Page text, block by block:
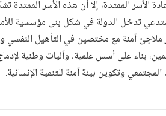
عادة الأسر الممتدة، إلا أن هذه الأسر
تدخل الدولة في شكل بنى مؤسسية
آمنة مع مختصين في التأهيل النفسي
بناء على أسس علمية، وآليات وطنية
وتكوين بيئة آمنة للتنمية الإنسانية.